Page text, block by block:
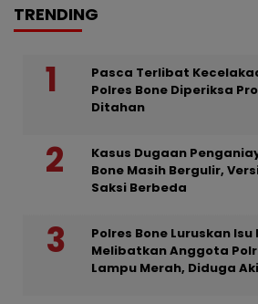
TRENDING
Pasca Terlibat
Polres Bone Diperiksa
Ditahan
Kasus Dugaan
Bone Masih Bergulir,
Saksi Berbeda
Polres Bone Luruskan
Melibatkan Anggota
Lampu Merah, Diduga